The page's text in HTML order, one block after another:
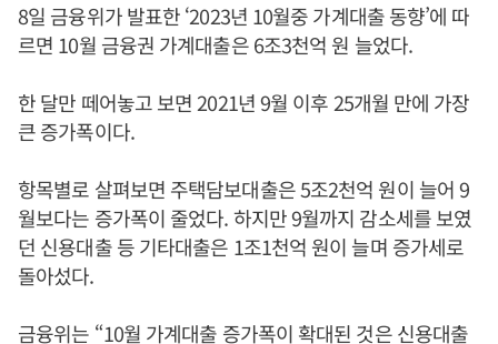
8일 금융위가 발표한 ‘2023년 10월중 가계대출 동향’에 따
르면 10월 금융권 가계대출은 6조3천억 원 늘었다.
한 달만 떼어놓고 보면 2021년 9월 이후 25개월 만에 가장
큰 증가폭이다.
항목별로 살펴보면 주택담보대출은 5조2천억 원이 늘어 9
월보다는 증가폭이 줄었다. 하지만 9월까지 감소세를 보였
던 신용대출 등 기타대출은 1조1천억 원이 늘며 증가세로
돌아섰다.
금융위는 “10월 가계대출 증가폭이 확대된 것은 신용대출